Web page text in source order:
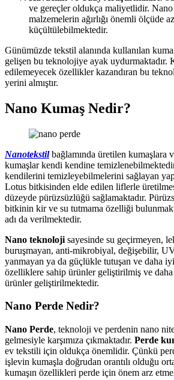
ve gereçler oldukça maliyetlidir.
malzemelerin ağırlığı önemli ölçüde
küçültülebilmektedir.
Günümüzde tekstil alanında kullanılan
gelişen bu teknolojiye ayak uydurmaktadır.
edilemeyecek özellikler kazandıran bu
yerini almıştır.
Nano Kumaş Nedir?
Nanotekstilbağlamında üretilen kumaşlara
kumaşlar kendi kendine
kendilerini temizleyebilmelerini sağlayan
Lotus bitkisinden elde edilen liflerle
düzeyde pürüzsüzlüğü sağlamaktadır.
bitkinin kir ve su tutmama özelliği
adı da verilmektedir.
Nano teknoloji sayesinde su geçirmeyen,
buruşmayan, anti-mikrobiyal, değişebilir,
yanmayan ya da güçlükle tutuşan ve daha
özelliklere sahip ürünler geliştirilmiş ve
ürünler geliştirilmektedir.
Nano Perde Nedir?
Nano Perde, teknoloji ve perdenin nano
gelmesiyle karşımıza çıkmaktadır. Perde
ev tekstili için oldukça önemlidir. Çünkü
işlevin kumaşla doğrudan orantılı olduğu
kumaşın özellikleri perde için önem arz